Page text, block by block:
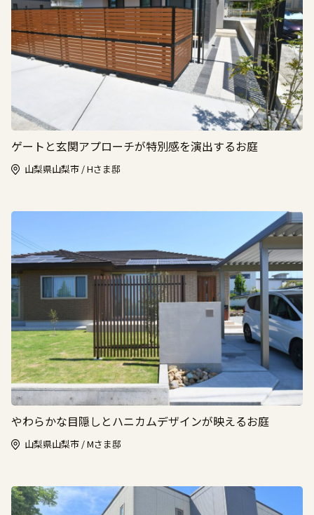
ゲートと玄関アプローチが特別感を演出するお庭
山梨県山梨市 / Hさま邸
やわらかな目隠しとハニカムデザインが映えるお庭
山梨県山梨市 / Mさま邸